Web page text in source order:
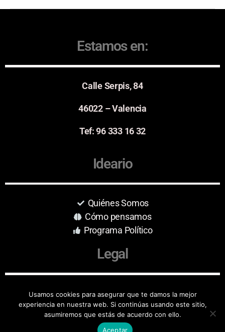
Estamos en:
Calle Serpis, 84
46022 – Valencia
Tef: 96 333 16 32
Ideario
Quiénes Somos
Cómo pensamos
Programa Político
Legal
Aviso Legal
Protección de Datos
Usamos cookies para asegurar que te damos la mejor
experiencia en nuestra web. Si continúas usando este sitio,
asumiremos que estás de acuerdo con ello.
Aceptar